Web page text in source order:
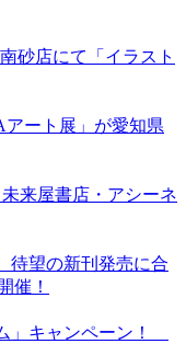
砂店にて「イラスト
アート展」が愛知県
来屋書店・アシーネ
待望の新刊発売に合
催！
」キャンペーン！